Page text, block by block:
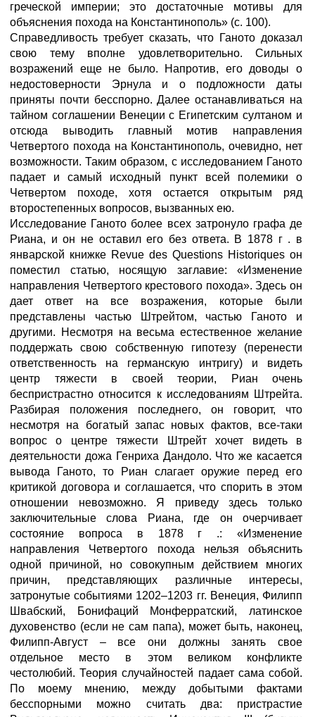
греческой империи; это достаточные мотивы для
объяснения похода на Константинополь» (с. 100).
Справедливость требует сказать, что Ганото доказал
свою тему вполне удовлетворительно. Сильных
возражений еще не было. Напротив, его доводы о
недостоверности Эрнула и о подложности даты
приняты почти бесспорно. Далее останавливаться на
тайном соглашении Венеции с Египетским султаном и
отсюда выводить главный мотив направления
Четвертого похода на Константинополь, очевидно, нет
возможности. Таким образом, с исследованием Ганото
падает и самый исходный пункт всей полемики о
Четвертом походе, хотя остается открытым ряд
второстепенных вопросов, вызванных ею.
Исследование Ганото более всех затронуло графа де
Риана, и он не оставил его без ответа. В 1878 г . в
январской книжке Revue des Questions Historiques он
поместил статью, носящую заглавие: «Изменение
направления Четвертого крестового похода». Здесь он
дает ответ на все возражения, которые были
представлены частью Штрейтом, частью Ганото и
другими. Несмотря на весьма естественное желание
поддержать свою собственную гипотезу (перенести
ответственность на германскую интригу) и видеть
центр тяжести в своей теории, Риан очень
беспристрастно относится к исследованиям Штрейта.
Разбирая положения последнего, он говорит, что
несмотря на богатый запас новых фактов, все-таки
вопрос о центре тяжести Штрейт хочет видеть в
деятельности дожа Генриха Дандоло. Что же касается
вывода Ганото, то Риан слагает оружие перед его
критикой договора и соглашается, что спорить в этом
отношении невозможно. Я приведу здесь только
заключительные слова Риана, где он очерчивает
состояние вопроса в 1878 г .: «Изменение
направления Четвертого похода нельзя объяснить
одной причиной, но совокупным действием многих
причин, представляющих различные интересы,
затронутые событиями 1202–1203 гг. Венеция, Филипп
Швабский, Бонифаций Монферратский, латинское
духовенство (если не сам папа), может быть, наконец,
Филипп-Август – все они должны занять свое
отдельное место в этом великом конфликте
честолюбий. Теория случайностей падает сама собой.
По моему мнению, между добытыми фактами
бесспорными можно считать два: пристрастие